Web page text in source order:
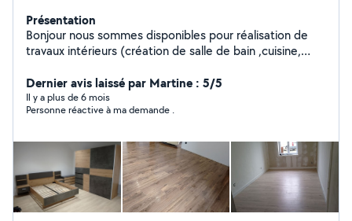
Présentation
Bonjour nous sommes disponibles pour réalisation de
travaux intérieurs (création de salle de bain ,cuisine,
etc...) travaux extérieurs entretien création parc et
jardin N'hésitez pas à nous contacter Devis rapide Rj
services
Dernier avis laissé par Martine : 5/5
Il y a plus de 6 mois
Personne réactive à ma demande .